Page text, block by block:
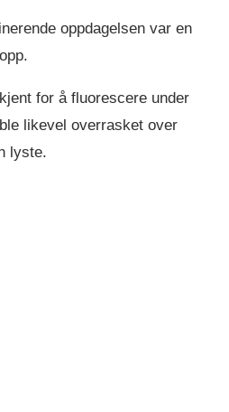
oppdagelsen var en
for å fluorescere under
likevel overrasket over
lyste.